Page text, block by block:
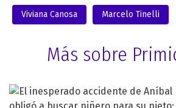
Viviana Canosa Marcelo Tinelli
Más sobre